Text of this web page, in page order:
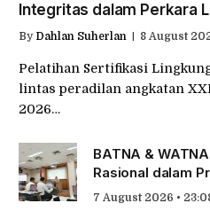
Integritas dalam Perkara
By Dahlan Suherlan 8 August
Pelatihan Sertifikasi
lintas peradilan angkatan
2026…
BATNA &
Rasional dalam
7 August 2026 •